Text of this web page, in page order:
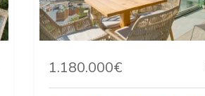
1.180.000€